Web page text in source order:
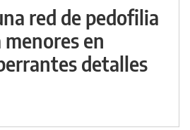
red de pedofilia
en
detalles